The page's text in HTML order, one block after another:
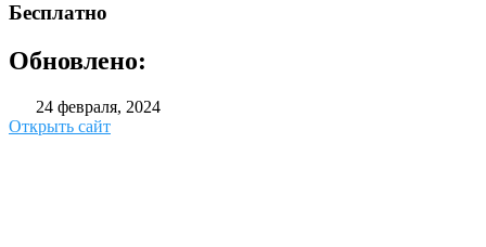
Бесплатно
Обновлено:
24 февраля, 2024
Открыть сайт